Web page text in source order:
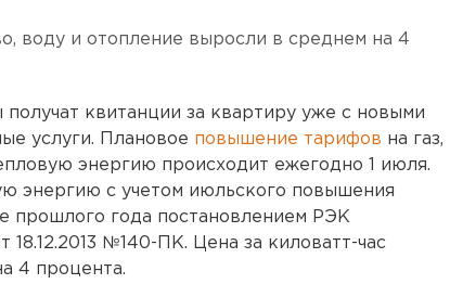
воду и отопление выросли в среднем на 4
квитанции за квартиру уже с новыми
услуги. Плановое повышение тарифов на газ,
энергию происходит ежегодно 1 июля.
энергию с учетом июльского повышения
прошлого года постановлением РЭК
18.12.2013 №140-ПК. Цена за киловатт-час
4 процента.